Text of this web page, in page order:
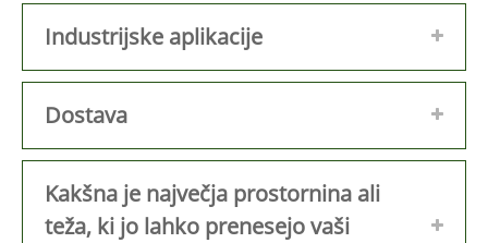
Industrijske aplikacije
Dostava
Kakšna je največja prostornina ali
teža, ki jo lahko prenesejo vaši